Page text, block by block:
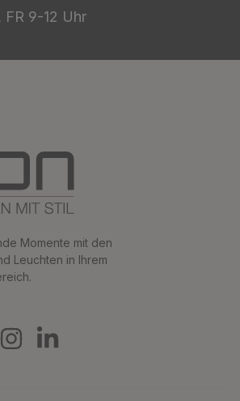
FR 9-12 Uhr
Momente mit den
Leuchten in Ihrem